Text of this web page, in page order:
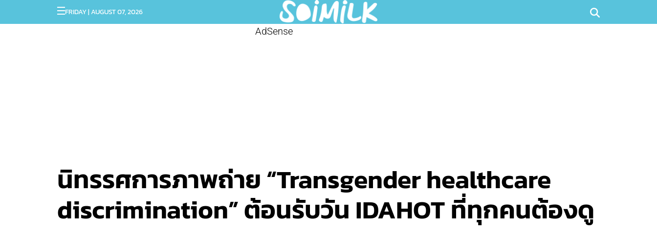
FRIDAY | AUGUST 07, 2026
AdSense
นิทรรศการภาพถ่าย “Transgender healthcare
discrimination” ต้อนรับวัน IDAHOT ที่ทุกคนต้องดู